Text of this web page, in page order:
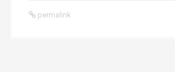
permalink